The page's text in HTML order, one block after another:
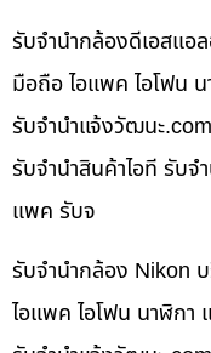
รับจำนำกล้องดีเอสแอ
มือถือ ไอแพค ไอโฟน
รับจํานําแจ้งวัฒนะ
รับจำนำสินค้าไอที รับจ
แพค รับจ
รับจำนำกล้อง Nikon
ไอแพค ไอโฟน นาฬิกา